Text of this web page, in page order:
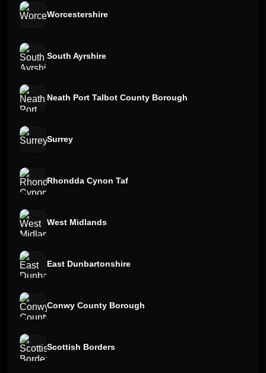
Worcestershire
South Ayrshire
Neath Port Talbot County Borough
Surrey
Rhondda Cynon Taf
West Midlands
East Dunbartonshire
Conwy County Borough
Scottish Borders